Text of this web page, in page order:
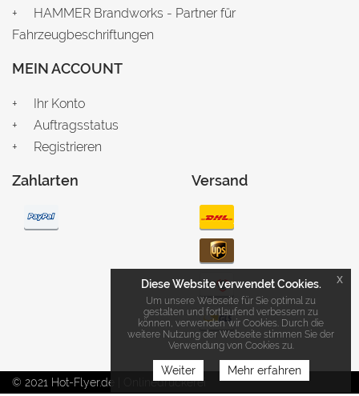
HAMMER Brandworks - Partner für
Fahrzeugbeschriftungen
MEIN ACCOUNT
Ihr Konto
Auftragsstatus
Registrieren
Zahlarten Versand
© 2021 Hot-Flyer.de | Onlinedruckerei
Diese Website verwendet Cookies.
Um unsere Webseite für Sie optimal zu
gestalten und fortlaufend verbessern zu
können, verwenden wir Cookies. Durch die
weitere Nutzung der Webseite stimmen Sie der
Verwendung von Cookies zu.
Weiter Mehr erfahren
x